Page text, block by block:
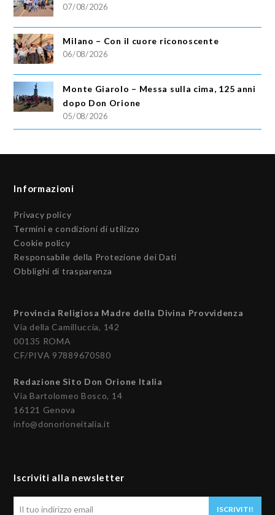
07/08/2026
Milano – Con il cuore riconoscente
06/08/2026
Monte Giarolo – Messa sulla cima, 125 anni
dopo Don Orione
05/08/2026
Informazioni
Privacy policy
Termini e condizioni di utilizzo
Cookie policy
Responsabile della Protezione dei Dati
Obblighi di trasparenza
Provincia Religiosa Madre della Divina Provvidenza
Via della Camilluccia, 142
00135 ROMA
CF/PIVA 97889670580
Redazione Sito Don Orione Italia
Via Bartolomeo Bosco, 14
16121 Genova
info@donorioneitalia.it
Iscriviti alla newsletter
ISCRIVITI!